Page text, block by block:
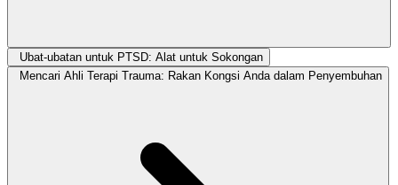
Ubat-ubatan untuk PTSD: Alat untuk Sokongan
Mencari Ahli Terapi Trauma: Rakan Kongsi Anda dalam Penyembuhan